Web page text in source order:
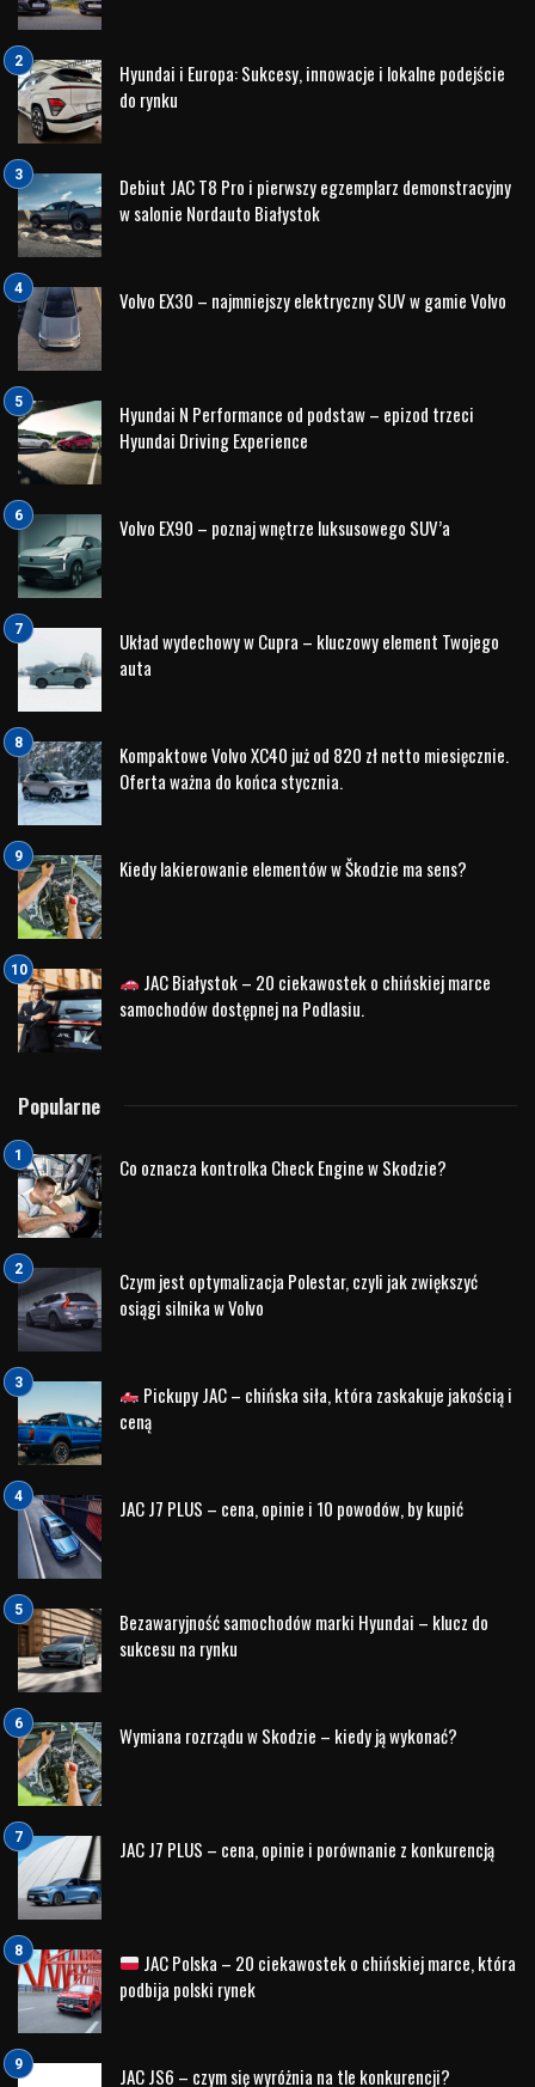
Hyundai i Europa: Sukcesy, innowacje i lokalne podejście
do rynku
Debiut JAC T8 Pro i pierwszy egzemplarz demonstracyjny
w salonie Nordauto Białystok
Volvo EX30 – najmniejszy elektryczny SUV w gamie Volvo
Hyundai N Performance od podstaw – epizod trzeci
Hyundai Driving Experience
Volvo EX90 – poznaj wnętrze luksusowego SUV’a
Układ wydechowy w Cupra – kluczowy element Twojego
auta
Kompaktowe Volvo XC40 już od 820 zł netto miesięcznie.
Oferta ważna do końca stycznia.
Kiedy lakierowanie elementów w Škodzie ma sens?
JAC Białystok – 20 ciekawostek o chińskiej marce
samochodów dostępnej na Podlasiu.
Popularne
Co oznacza kontrolka Check Engine w Skodzie?
Czym jest optymalizacja Polestar, czyli jak zwiększyć
osiągi silnika w Volvo
Pickupy JAC – chińska siła, która zaskakuje jakością i
ceną
JAC J7 PLUS – cena, opinie i 10 powodów, by kupić
Bezawaryjność samochodów marki Hyundai – klucz do
sukcesu na rynku
Wymiana rozrządu w Skodzie – kiedy ją wykonać?
JAC J7 PLUS – cena, opinie i porównanie z konkurencją
JAC Polska – 20 ciekawostek o chińskiej marce, która
podbija polski rynek
JAC JS6 – czym się wyróżnia na tle konkurencji?